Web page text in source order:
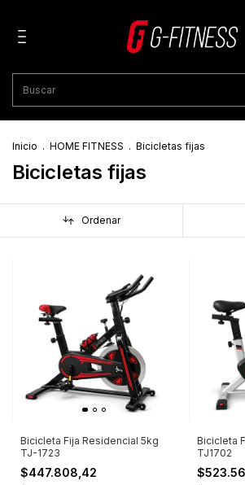
Inicio . HOME FITNESS . Bicicletas fijas
Bicicletas fijas
Ordenar
Bicicleta Fija Residencial 5kg
TJ-1723
$447.808,42
Bicicleta
TJ1702